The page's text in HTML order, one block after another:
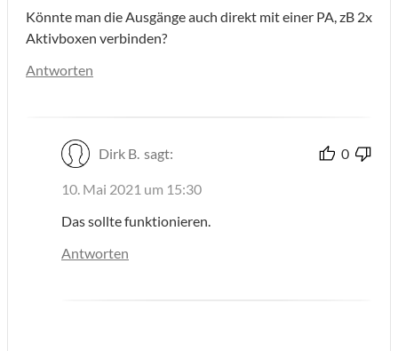
Könnte man die Ausgänge auch direkt mit einer PA, zB 2x
Aktivboxen verbinden?
Antworten
Dirk B. sagt: 0
10. Mai 2021 um 15:30
Das sollte funktionieren.
Antworten